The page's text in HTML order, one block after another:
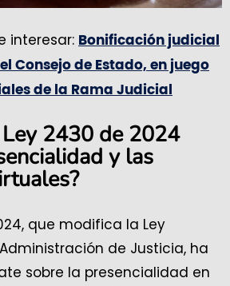
interesar: Bonificación judicial
Consejo de Estado, en juego
de la Rama Judicial
2430 de 2024
y las
que modifica la Ley
de Justicia, ha
sobre la presencialidad en